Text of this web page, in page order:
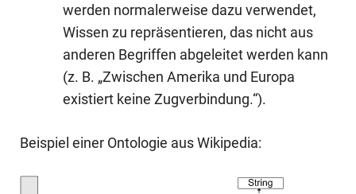
werden normalerweise dazu verwendet,
Wissen zu repräsentieren, das nicht aus
anderen Begriffen abgeleitet werden kann
(z. B. „Zwischen Amerika und Europa
existiert keine Zugverbindung.“).
Beispiel einer Ontologie aus Wikipedia: